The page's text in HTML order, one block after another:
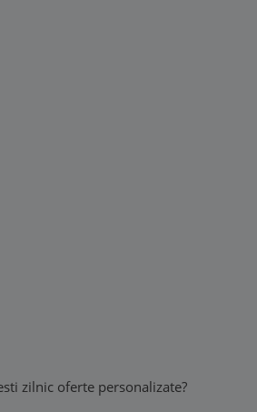
zilnic oferte personalizate?